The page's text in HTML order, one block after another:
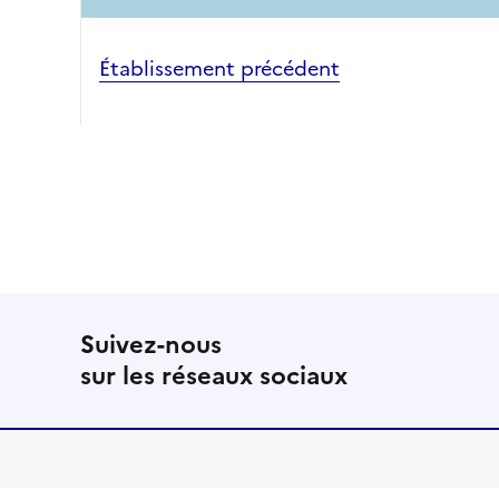
Établissement précédent
Suivez-nous
sur les réseaux sociaux